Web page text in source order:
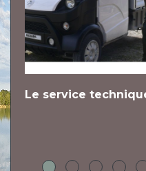
Le service